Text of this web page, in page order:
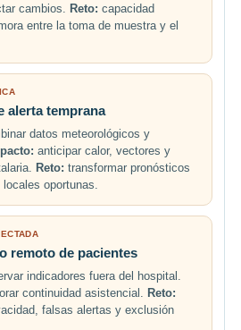
cambios. Reto: capacidad
entre la toma de muestra y el
alerta temprana
datos meteorológicos y
anticipar calor, vectores y
Reto: transformar pronósticos
oportunas.
remoto de pacientes
indicadores fuera del hospital.
continuidad asistencial. Reto:
falsas alertas y exclusión